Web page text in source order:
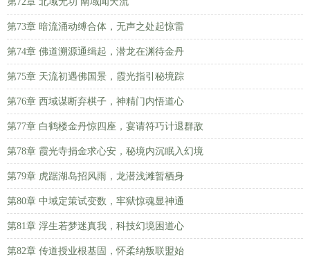
第73章 暗流涌动缚合体，无声之处起惊雷
第74章 佛道溯源通缉起，潜龙在渊待金丹
第75章 天流初遇佛国景，霞光指引秘境踪
第76章 西域谋断弃棋子，神精门内悟道心
第77章 白鹤楼金丹惊四座，宴请符巧计退群敌
第78章 霞光寺捐金求心安，秘境内沉眠入幻境
第79章 虎踞湖岛招风雨，龙潜浅滩暂栖身
第80章 中域定策试变数，牢狱惊魂显神通
第81章 浮生若梦迷真我，科技幻境困道心
第82章 传道授业根基固，怀柔纳叛联盟始